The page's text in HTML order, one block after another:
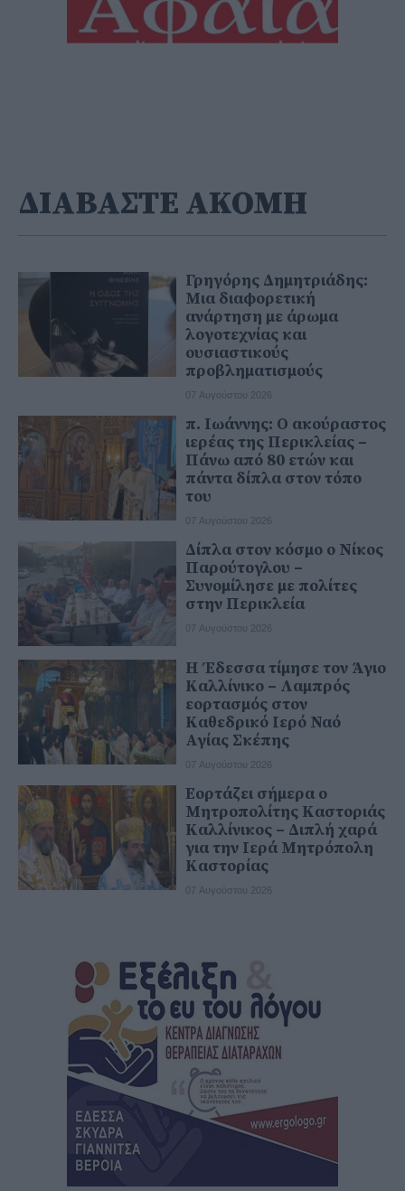
ΔΙΑΒΑΣΤΕ ΑΚΟΜΗ
Γρηγόρης Δημητριάδης:
Μια διαφορετική
ανάρτηση με άρωμα
λογοτεχνίας και
ουσιαστικούς
προβληματισμούς
07 Αυγούστου 2026
π. Ιωάννης: Ο ακούραστος
ιερέας της Περικλείας –
Πάνω από 80 ετών και
πάντα δίπλα στον τόπο
του
07 Αυγούστου 2026
Δίπλα στον κόσμο ο Νίκος
Παρούτογλου –
Συνομίλησε με πολίτες
στην Περικλεία
07 Αυγούστου 2026
Η Έδεσσα τίμησε τον Άγιο
Καλλίνικο – Λαμπρός
εορτασμός στον
Καθεδρικό Ιερό Ναό
Αγίας Σκέπης
07 Αυγούστου 2026
Εορτάζει σήμερα ο
Μητροπολίτης Καστοριάς
Καλλίνικος – Διπλή χαρά
για την Ιερά Μητρόπολη
Καστορίας
07 Αυγούστου 2026